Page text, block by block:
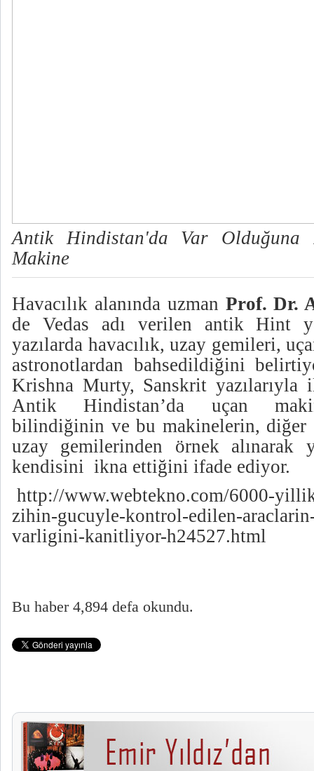
Antik Hindistan'da Var Olduğuna
Makine
Havacılık alanında uzman Prof. Dr.
de Vedas adı verilen antik Hint
yazılarda havacılık, uzay gemileri,
astronotlardan bahsedildiğini
Krishna Murty, Sanskrit yazılarıyla
Antik Hindistan’da uçan
bilindiğinin ve bu makinelerin, diğer
uzay gemilerinden örnek alınarak
kendisini ikna ettiğini ifade ediyor.
http://www.webtekno.com/6000-
zihin-gucuyle-kontrol-edilen-
varligini-kanitliyor-h24527.html
Bu haber 4,894 defa okundu.